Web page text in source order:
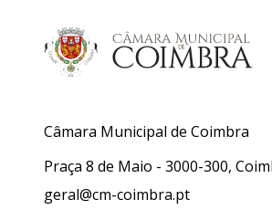
Câmara Municipal de Coimbra
Praça 8 de Maio - 3000-300,
geral@cm-coimbra.pt